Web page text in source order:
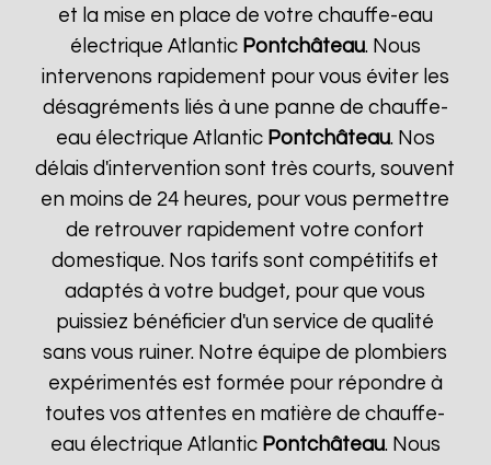
et la mise en place de votre chauffe-eau
électrique Atlantic Pontchâteau. Nous
intervenons rapidement pour vous éviter les
désagréments liés à une panne de chauffe-
eau électrique Atlantic Pontchâteau. Nos
délais d'intervention sont très courts, souvent
en moins de 24 heures, pour vous permettre
de retrouver rapidement votre confort
domestique. Nos tarifs sont compétitifs et
adaptés à votre budget, pour que vous
puissiez bénéficier d'un service de qualité
sans vous ruiner. Notre équipe de plombiers
expérimentés est formée pour répondre à
toutes vos attentes en matière de chauffe-
eau électrique Atlantic Pontchâteau. Nous